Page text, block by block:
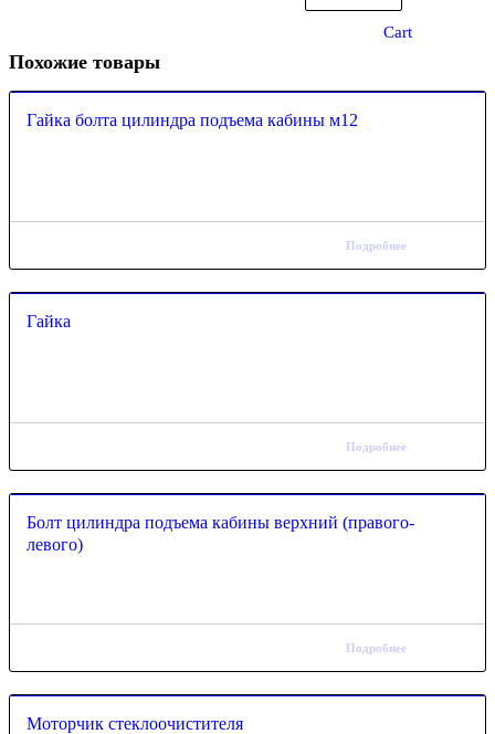
Cart
Похожие товары
Гайка болта цилиндра подъема кабины м12
Подробнее
Гайка
Подробнее
Болт цилиндра подъема кабины верхний (правого-
левого)
Подробнее
Моторчик стеклоочистителя